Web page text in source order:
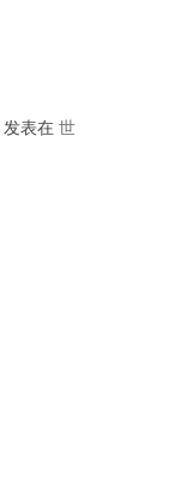
发表在 世